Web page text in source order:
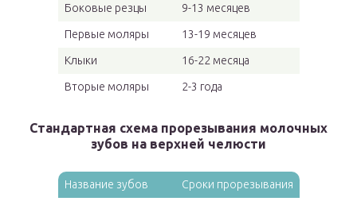
Боковые резцы 9-13 месяцев
Первые моляры 13-19 месяцев
Клыки 16-22 месяца
Вторые моляры 2-3 года
Стандартная схема прорезывания молочных
зубов на верхней челюсти
Название зубов Сроки прорезывания